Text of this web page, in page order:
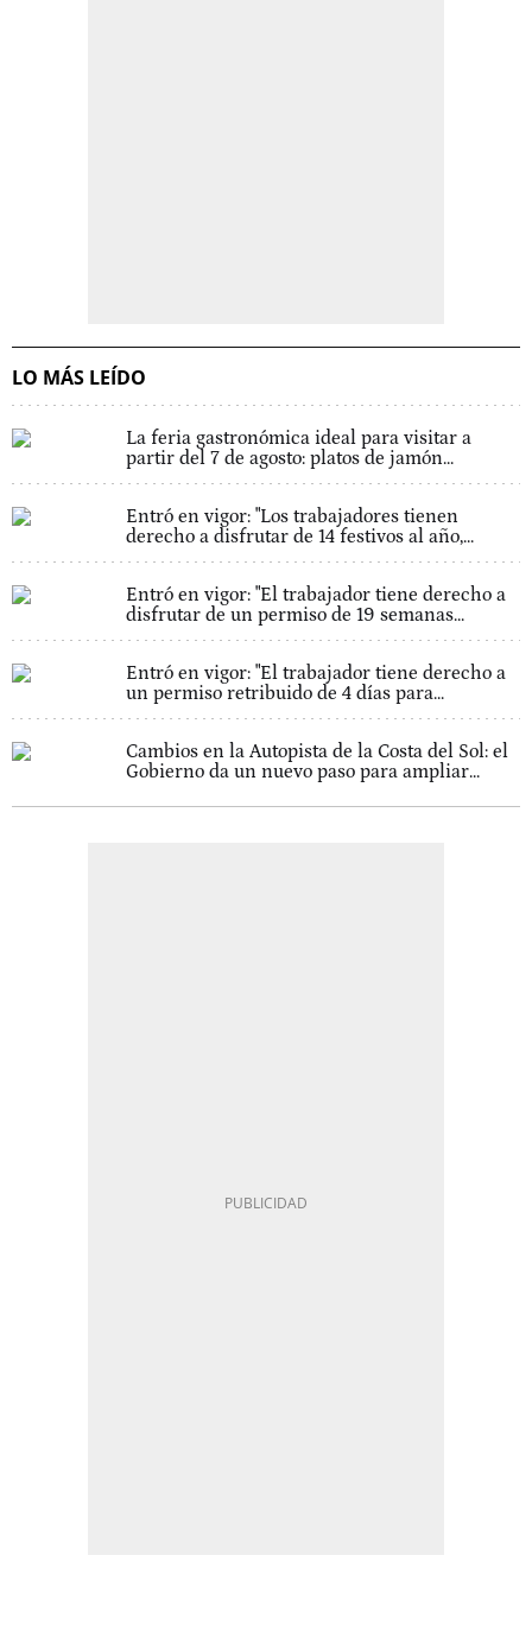
LO MÁS LEÍDO
La feria gastronómica ideal para visitar a
partir del 7 de agosto: platos de jamón...
Entró en vigor: "Los trabajadores tienen
derecho a disfrutar de 14 festivos al año,...
Entró en vigor: "El trabajador tiene derecho a
disfrutar de un permiso de 19 semanas...
Entró en vigor: "El trabajador tiene derecho a
un permiso retribuido de 4 días para...
Cambios en la Autopista de la Costa del Sol: el
Gobierno da un nuevo paso para ampliar...